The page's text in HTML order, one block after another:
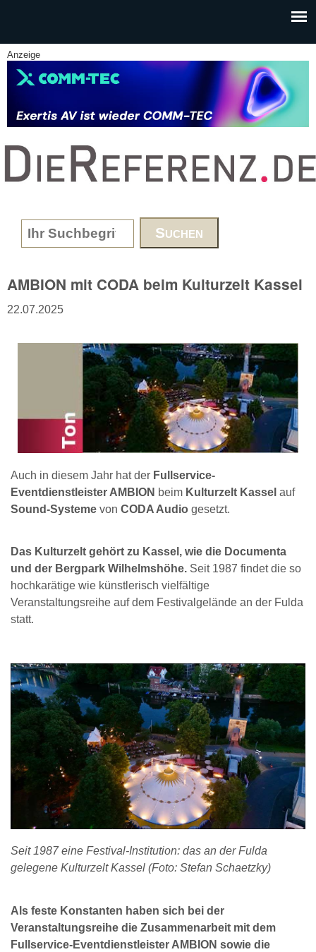
Anzeige
www.DieReferenz.de
Search form
AMBION mit CODA beim Kulturzelt Kassel
22.07.2025
Auch in diesem Jahr hat der Fullservice-
Eventdienstleister AMBION beim Kulturzelt Kassel auf
Sound-Systeme von CODA Audio gesetzt.
Das Kulturzelt gehört zu Kassel, wie die Documenta
und der Bergpark Wilhelmshöhe. Seit 1987 findet die so
hochkarätige wie künstlerisch vielfältige
Veranstaltungsreihe auf dem Festivalgelände an der Fulda
statt.
Seit 1987 eine Festival-Institution: das an der Fulda
gelegene Kulturzelt Kassel (Foto: Stefan Schaetzky)
Als feste Konstanten haben sich bei der
Veranstaltungsreihe die Zusammenarbeit mit dem
Fullservice-Eventdienstleister AMBION sowie die